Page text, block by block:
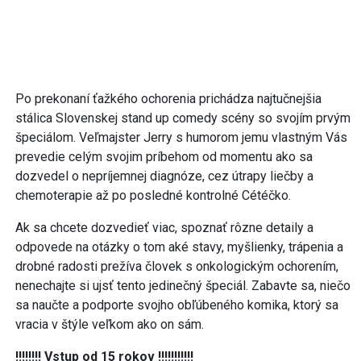
Po prekonaní ťažkého ochorenia prichádza najtučnejšia
stálica Slovenskej stand up comedy scény so svojím prvým
špeciálom. Veľmajster Jerry s humorom jemu vlastným Vás
prevedie celým svojim príbehom od momentu ako sa
dozvedel o nepríjemnej diagnóze, cez útrapy liečby a
chemoterapie až po posledné kontrolné Cétéčko.
Ak sa chcete dozvedieť viac, spoznať rôzne detaily a
odpovede na otázky o tom aké stavy, myšlienky, trápenia a
drobné radosti prežíva človek s onkologickým ochorením,
nenechajte si ujsť tento jedinečný špeciál. Zabavte sa, niečo
sa naučte a podporte svojho obľúbeného komika, ktorý sa
vracia v štýle veľkom ako on sám.
!!!!!!!! Vstup od 15 rokov !!!!!!!!!!!